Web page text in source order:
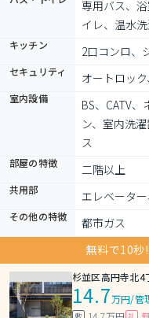
専用バス、
イレ、温水
キッチン 2口コンロ、
セキュリティ オートロッ
室内設備
BS、CATV
ン、室内洗
ス
部屋の特徴 二階以上
共用部 エレベータ
その他の特徴
都市ガス
無料で10秒
杉並区高円寺北
14.7万円/管